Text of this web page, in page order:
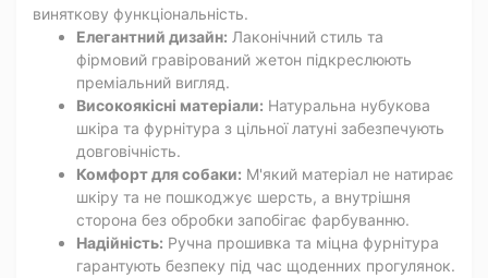
виняткову функціональність.
Елегантний дизайн: Лаконічний стиль та
фірмовий гравірований жетон підкреслюють
преміальний вигляд.
Високоякісні матеріали: Натуральна нубукова
шкіра та фурнітура з цільної латуні забезпечують
довговічність.
Комфорт для собаки: М'який матеріал не натирає
шкіру та не пошкоджує шерсть, а внутрішня
сторона без обробки запобігає фарбуванню.
Надійність: Ручна прошивка та міцна фурнітура
гарантують безпеку під час щоденних прогулянок.